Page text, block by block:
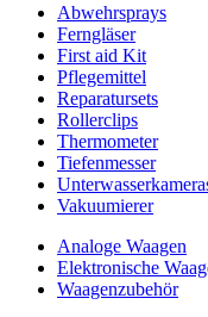
Abwehrsprays
Ferngläser
First aid Kit
Pflegemittel
Reparatursets
Rollerclips
Thermometer
Tiefenmesser
Vakuumierer
Analoge Waagen
Elektronische
Waagenzubehör